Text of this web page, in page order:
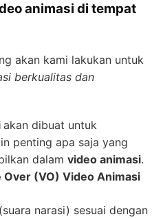
animasi di tempat
akan kami lakukan untuk
berkualitas dan
akan dibuat untuk
penting apa saja yang
dalam video animasi.
Over (VO) Video Animasi
narasi) sesuai dengan